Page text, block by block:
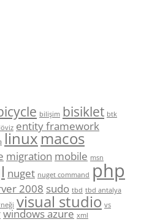
bilişim bisiklet btk
entity framework
linuxmacos
migration mobile msn
nuget nuget command php
2008 sudo tbd tbd antalya
visual studio vs
windows azure xml